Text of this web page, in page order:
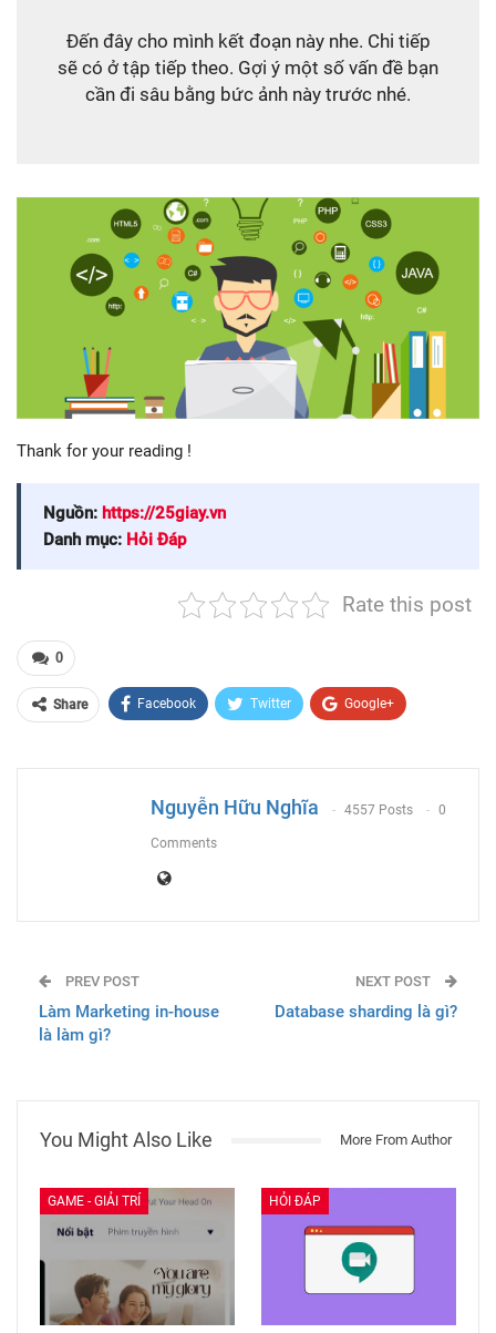
Đến đây cho mình kết đoạn này nhe. Chi tiếp
sẽ có ở tập tiếp theo. Gợi ý một số vấn đề bạn
cần đi sâu bằng bức ảnh này trước nhé.
Thank for your reading !
Nguồn: https://25giay.vn
Danh mục: Hỏi Đáp
Rate this post
0
Share Facebook Twitter Google+
Nguyễn Hữu Nghĩa 4557 Posts 0
Comments
PREV POST
Làm Marketing in-house
là làm gì?
NEXT POST
Database sharding là gì?
You Might Also Like More From Author
GAME - GIẢI TRÍ HỎI ĐÁP